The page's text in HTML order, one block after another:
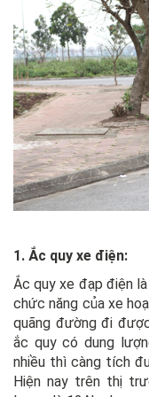
1. Ắc quy xe điện:
Ắc quy xe đạp điện
chức năng của xe
quãng đường đi
ắc quy có dung
nhiều thì càng tích
Hiện nay trên thị